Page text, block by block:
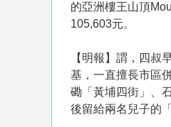
的亞洲樓王山頂
105,603元。
【明報】謂，四
基，一直擅長市區
磡「黃埔四街」、
後留給兩名兒子的